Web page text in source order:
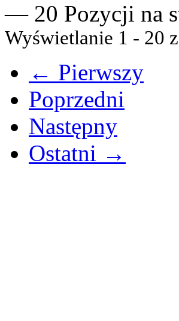
— 20 Pozycji na
Wyświetlanie 1 - 20
← Pierwszy
Poprzedni
Następny
Ostatni →